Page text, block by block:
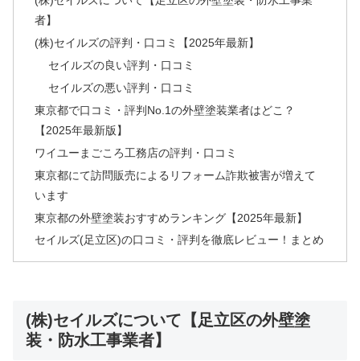
者】
(株)セイルズの評判・口コミ【2025年最新】
セイルズの良い評判・口コミ
セイルズの悪い評判・口コミ
東京都で口コミ・評判No.1の外壁塗装業者はどこ？
【2025年最新版】
ワイユーまごころ工務店の評判・口コミ
東京都にて訪問販売によるリフォーム詐欺被害が増えて
います
東京都の外壁塗装おすすめランキング【2025年最新】
セイルズ(足立区)の口コミ・評判を徹底レビュー！まとめ
(株)セイルズについて【足立区の外壁塗
装・防水工事業者】